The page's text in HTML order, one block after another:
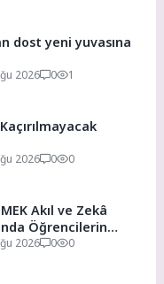
dost yeni yuvasına
2026 0 1
2026 0 0
Akıl ve Zekâ
Öğrencilerin
2026 0 0